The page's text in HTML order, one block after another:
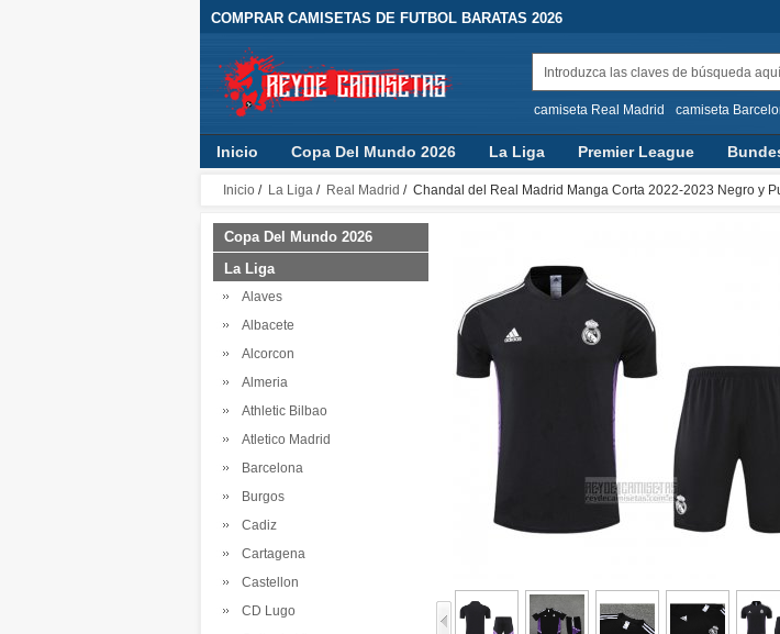
COMPRAR CAMISETAS DE FUTBOL BARATAS 2026
camiseta Real Madrid camiseta
Inicio Copa Del Mundo 2026 La Liga Premier League
Inicio / La Liga / Real Madrid / Chandal del Real Madrid Manga Corta 2022-2023 Negro y
Copa Del Mundo 2026
La Liga
Alaves
Albacete
Alcorcon
Almeria
Athletic Bilbao
Atletico Madrid
Barcelona
Burgos
Cadiz
Cartagena
Castellon
CD Lugo